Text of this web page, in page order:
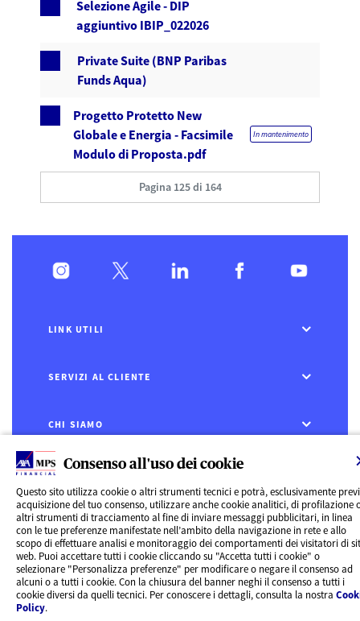
Consenso all'uso dei cookie
Questo sito utilizza cookie o altri strumenti tecnici e potrà, esclusivamente
acquisizione del tuo consenso, utilizzare anche cookie analitici, di profilazione
altri strumenti di tracciamento al fine di inviare messaggi pubblicitari, in linea
con le tue preferenze manifestate nell’ambito della navigazione in rete e allo
scopo di effettuare analisi e monitoraggio dei comportamenti dei visitatori di
web. Puoi accettare tutti i cookie cliccando su "Accetta tutti i cookie" o
selezionare "Personalizza preferenze" per modificare o negare il consenso ad
alcuni o a tutti i cookie. Con la chiusura del banner neghi il consenso a tutti i
cookie diversi da quelli tecnici. Per conoscere i dettagli, consulta la nostra
Policy.
Selezione Agile - DIP
aggiuntivo IBIP_022026
Private Suite (BNP Paribas
Funds Aqua)
Progetto Protetto New
Globale e Energia - Facsimile
Modulo di Proposta.pdf
In mantenimento
Pagina 125 di 164
LINK UTILI
SERVIZI AL CLIENTE
CHI SIAMO
CONTATTI
Privacy
Rivedi le tue scelte sui Cookie
Cookie Policy
Informazioni legali
AXA MPS Financial DAC - VAT Number IE8293822E